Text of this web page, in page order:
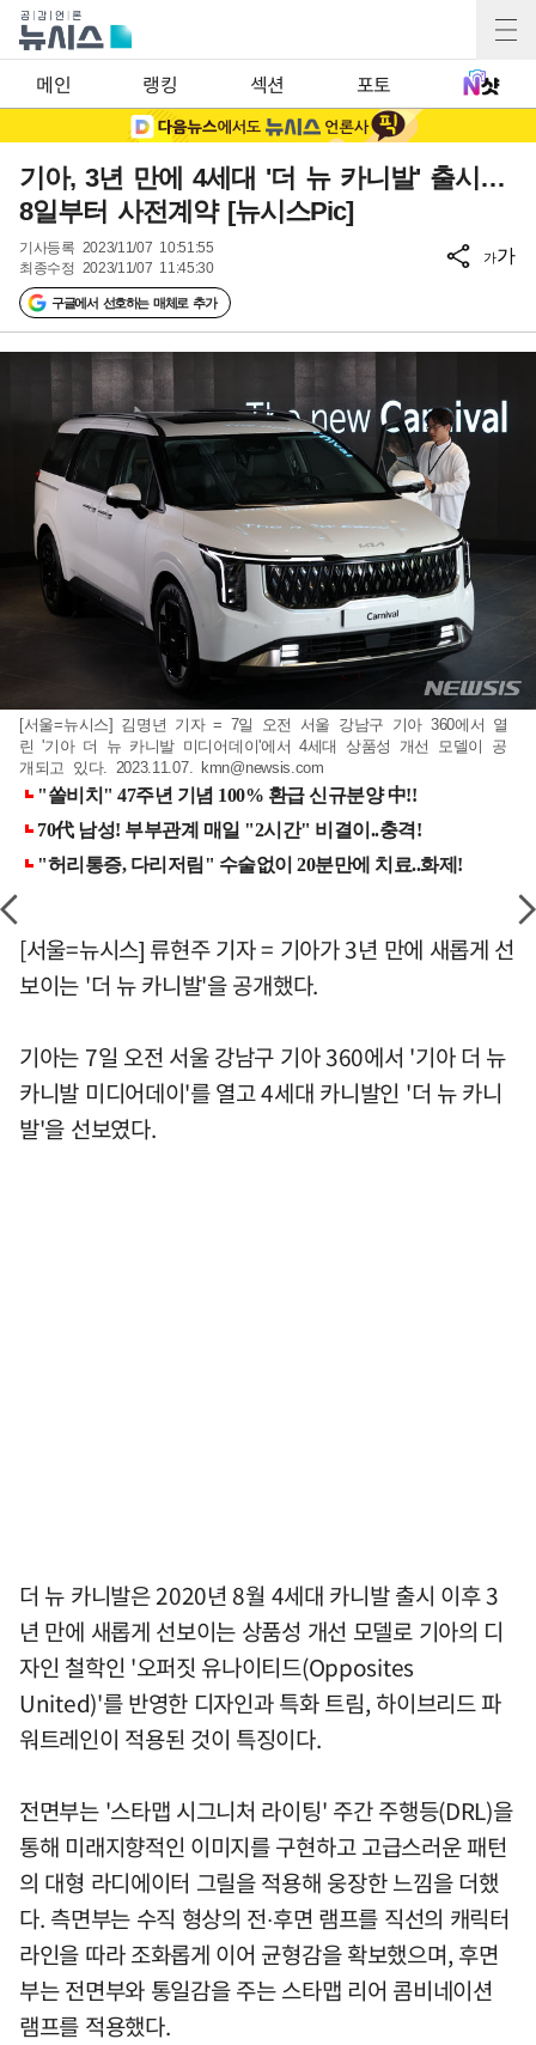
메인 랭킹 섹션 포토
기아, 3년 만에 4세대 '더 뉴 카니발' 출시…
8일부터 사전계약 [뉴시스Pic]
기사등록 2023/11/07 10:51:55
최종수정 2023/11/07 11:45:30
구글에서 선호하는 매체로 추가
가가
[서울=뉴시스] 김명년 기자 = 7일 오전 서울 강남구 기아 360에서 열
린 '기아 더 뉴 카니발 미디어데이'에서 4세대 상품성 개선 모델이 공
개되고 있다. 2023.11.07. kmn@newsis.com
[서울=뉴시스] 류현주 기자 = 기아가 3년 만에 새롭게 선
보이는 '더 뉴 카니발'을 공개했다.
기아는 7일 오전 서울 강남구 기아 360에서 '기아 더 뉴
카니발 미디어데이'를 열고 4세대 카니발인 '더 뉴 카니
발'을 선보였다.
더 뉴 카니발은 2020년 8월 4세대 카니발 출시 이후 3
년 만에 새롭게 선보이는 상품성 개선 모델로 기아의 디
자인 철학인 '오퍼짓 유나이티드(Opposites
United)'를 반영한 디자인과 특화 트림, 하이브리드 파
워트레인이 적용된 것이 특징이다.
전면부는 '스타맵 시그니처 라이팅' 주간 주행등(DRL)을
통해 미래지향적인 이미지를 구현하고 고급스러운 패턴
의 대형 라디에이터 그릴을 적용해 웅장한 느낌을 더했
다. 측면부는 수직 형상의 전∙후면 램프를 직선의 캐릭터
라인을 따라 조화롭게 이어 균형감을 확보했으며, 후면
부는 전면부와 통일감을 주는 스타맵 리어 콤비네이션
램프를 적용했다.